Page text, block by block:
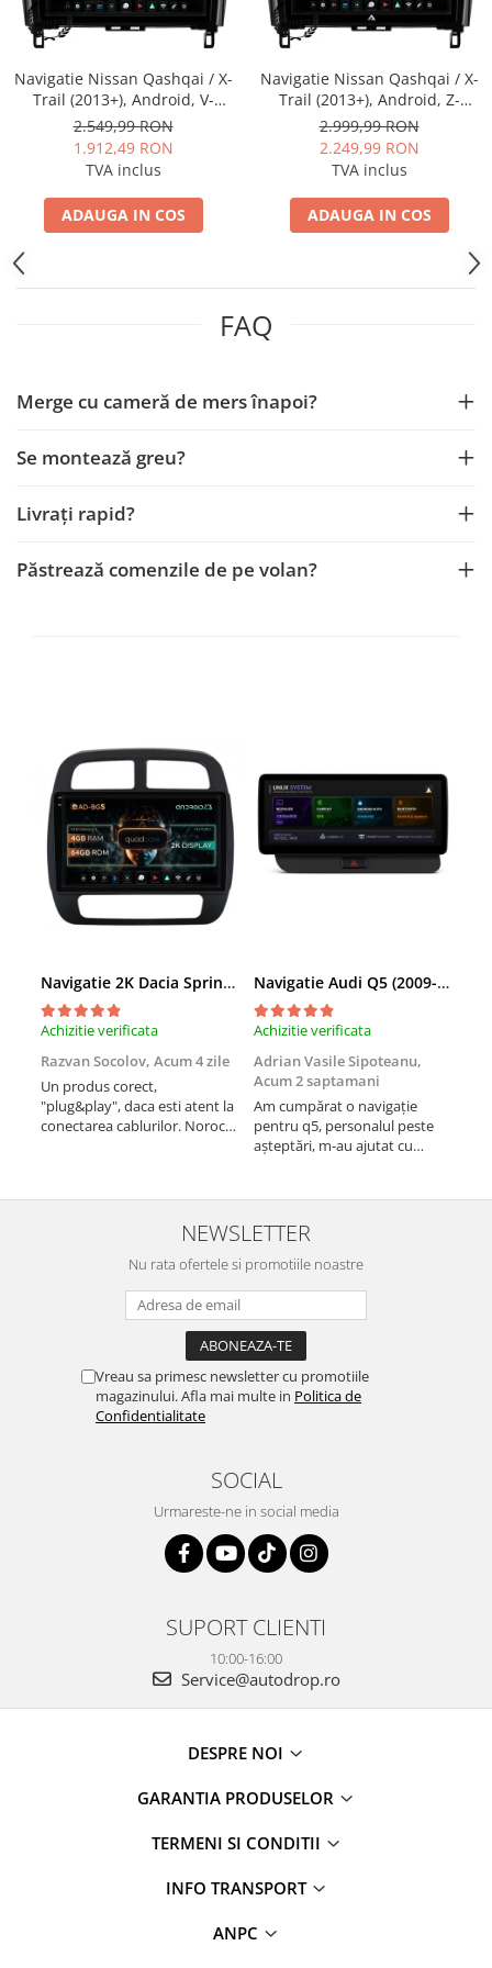
Smart
Jeep
Porsche
Dodge
Navigații auto universale
Navigații universale 2DIN
Navigații universale 1DIN
Rame adaptoare Ford
Rame adaptoare M-Benz
Rame adaptoare Opel
Rame adaptoare Skoda
Rame adaptoare Dacia
Rame adaptoare BMW
Rame adaptoare Renault
Rame adaptoare Honda
Rame Adaptoare Porsche
Rame adaptoare Peugeot
Rame adaptoare Mazda
Rame adaptoare Alfa Romeo
Rame adaptoare Hyundai
Rame adaptoare Chevrolet
Navigatie Nissan Qashqai / X-
Trail (2013+), Android, V-
Octacore / 4GB RAM + 64GB
ROM, 10.36 Inch - AD-
BGV10004+AD-BGRKIT162
2.549,99 RON
1.912,49 RON
TVA inclus
ADAUGA IN COS
Navigatie Nissan Qashqai / X-
Trail (2013+), Android, Z-
Octacore / 8GB RAM + 256GB
ROM, 10.1 Inch - AD-
BGZ10008+AD-BGRKIT162
2.999,99 RON
2.249,99 RON
TVA inclus
ADAUGA IN COS
FAQ
Merge cu cameră de mers înapoi?
Se montează greu?
Livrați rapid?
Păstrează comenzile de pe volan?
Navigatie 2K Dacia Spring (2021- Prezent), Android, S-Quadcore / 4GB RAM + 64GB ROM, 9.5 Inch - AD-BGS90042K+AD-BGRKIT366V4s
Achizitie verificata
Razvan Socolov, Acum 4 zile
Un produs corect,
"plug&play", daca esti atent la
conectarea cablurilor. Noroc
indrumat pas cu pas si mi-a
atras atentia ca nu era
conectat cablul de video de la
Navigatie Audi Q5 (2009-2017), Linux OS & OEM, MMI 3G, CarPlay & Android Auto Wireless, MirrorLink, Camera AHD, 12.3 Inch - AD-BGAALNXH+AD-BGRKITQ5002
Achizitie verificata
Adrian Vasile Sipoteanu,
Acum 2 saptamani
Am cumpărat o navigație
pentru q5, personalul peste
așteptări, m-au ajutat cu
rânduri. Foarte serviabili,
livrare rapidă, suport tehnic,
totul impecabil, o să revin la ei
și pentru vi...
NEWSLETTER
Nu rata ofertele si promotiile noastre
Vreau sa primesc newsletter cu promotiile
magazinului. Afla mai multe in Politica de
Confidentialitate
SOCIAL
Urmareste-ne in social media
SUPORT CLIENTI
10:00-16:00
Service@autodrop.ro
DESPRE NOI
GARANTIA PRODUSELOR
TERMENI SI CONDITII
INFO TRANSPORT
ANPC